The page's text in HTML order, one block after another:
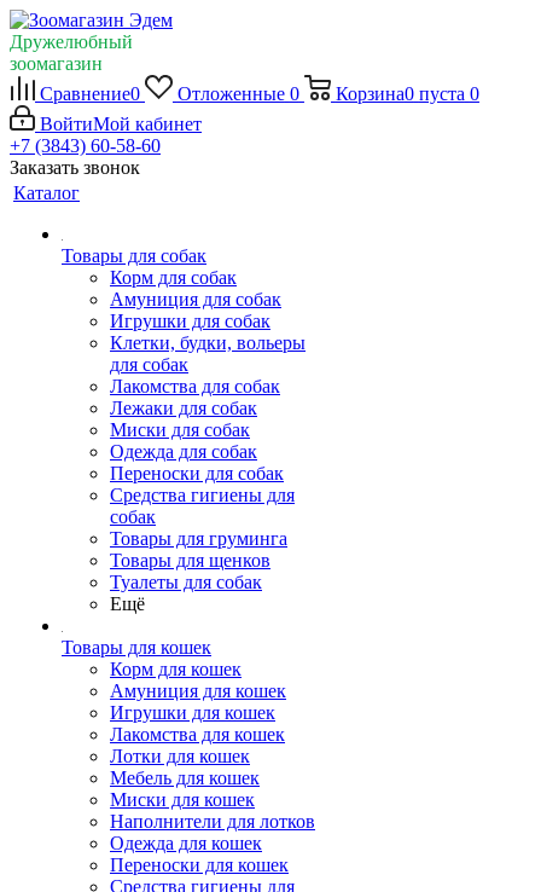
Дружелюбный
зоомагазин
Сравнение0 Отложенные 0 Корзина0 пуста 0
ВойтиМой кабинет
+7 (3843) 60-58-60
Заказать звонок
Каталог
Товары для собак
Корм для собак
Амуниция для собак
Игрушки для собак
Клетки, будки, вольеры
для собак
Лакомства для собак
Лежаки для собак
Миски для собак
Одежда для собак
Переноски для собак
Средства гигиены для
собак
Товары для груминга
Товары для щенков
Туалеты для собак
Ещё
Товары для кошек
Корм для кошек
Амуниция для кошек
Игрушки для кошек
Лакомства для кошек
Лотки для кошек
Мебель для кошек
Миски для кошек
Наполнители для лотков
Одежда для кошек
Переноски для кошек
Средства гигиены для